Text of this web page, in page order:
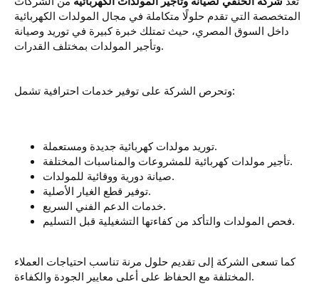
المتخصصة التي تقدم حلولًا متكاملة في مجال المولدات الكهربائية
داخل السوق المصري، حيث تمتلك خبرة كبيرة في توريد وصيانة
وتأجير المولدات بمختلف القدرات.
وتحرص الشركة على توفير خدمات احترافية تشمل:
توريد مولدات كهربائية جديدة ومستعملة.
تأجير مولدات كهربائية للمشروعات والمناسبات المختلفة.
صيانة دورية ووقائية للمولدات.
توفير قطع الغيار الأصلية.
خدمات الدعم الفني السريع.
فحص المولدات والتأكد من كفاءتها التشغيلية قبل التسليم.
كما تسعى الشركة إلى تقديم حلول مرنة تناسب احتياجات العملاء
المختلفة مع الحفاظ على أعلى معايير الجودة والكفاءة.